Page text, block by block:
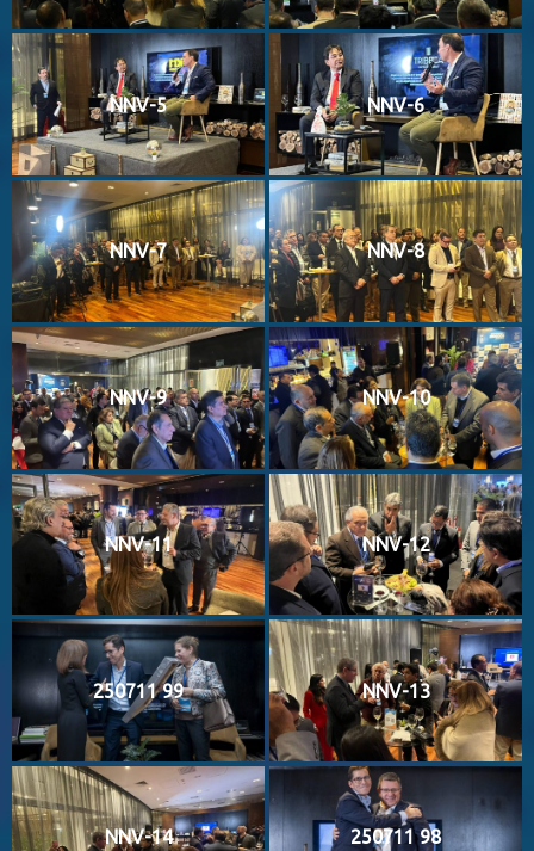
NNV-5 NNV-6
NNV-7 NNV-8
NNV-9 NNV-10
NNV-11 NNV-12
250711 99 NNV-13
NNV-14 250711 98